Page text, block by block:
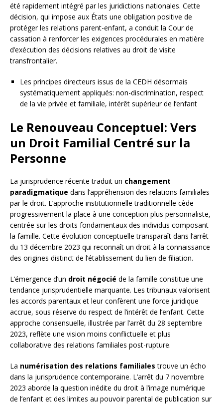
été rapidement intégré par les juridictions nationales. Cette
décision, qui impose aux États une obligation positive de
protéger les relations parent-enfant, a conduit la Cour de
cassation à renforcer les exigences procédurales en matière
d’exécution des décisions relatives au droit de visite
transfrontalier.
Les principes directeurs issus de la CEDH désormais
systématiquement appliqués: non-discrimination, respect
de la vie privée et familiale, intérêt supérieur de l’enfant
Le Renouveau Conceptuel: Vers
un Droit Familial Centré sur la
Personne
La jurisprudence récente traduit un changement
paradigmatique dans l’appréhension des relations familiales
par le droit. L’approche institutionnelle traditionnelle cède
progressivement la place à une conception plus personnaliste,
centrée sur les droits fondamentaux des individus composant
la famille. Cette évolution conceptuelle transparaît dans l’arrêt
du 13 décembre 2023 qui reconnaît un droit à la connaissance
des origines distinct de l’établissement du lien de filiation.
L’émergence d’un droit négocié de la famille constitue une
tendance jurisprudentielle marquante. Les tribunaux valorisent
les accords parentaux et leur confèrent une force juridique
accrue, sous réserve du respect de l’intérêt de l’enfant. Cette
approche consensuelle, illustrée par l’arrêt du 28 septembre
2023, reflète une vision moins conflictuelle et plus
collaborative des relations familiales post-rupture.
La numérisation des relations familiales trouve un écho
dans la jurisprudence contemporaine. L’arrêt du 7 novembre
2023 aborde la question inédite du droit à l’image numérique
de l’enfant et des limites au pouvoir parental de publication sur